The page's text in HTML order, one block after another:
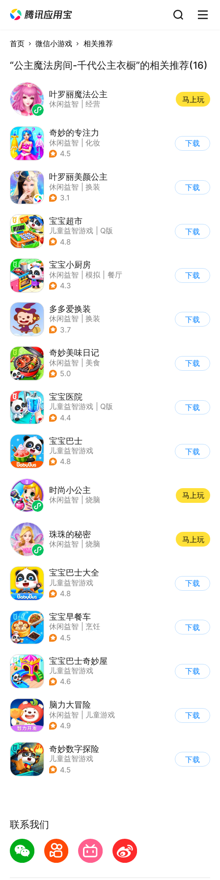
首页 微信小游戏 相关推荐
“公主魔法房间-千代公主衣橱”的相关推荐(16)
叶罗丽魔法公主
休闲益智 经营
马上玩
奇妙的专注力
休闲益智
化妆
| 宝宝巴士
4.5
下载
叶罗丽美颜公主
休闲益智
换装
| 动漫改编
3.1
下载
宝宝超市
儿童益智游戏
Q版
4.8
下载
宝宝小厨房
休闲益智 模拟
餐厅
| 宝宝巴士
4.3
下载
多多爱换装
休闲益智
换装
| 儿童游戏
3.7
下载
奇妙美味日记
休闲益智
美食
| 宝宝巴士
5.0
下载
宝宝医院
儿童益智游戏
Q版
4.4
下载
宝宝巴士
儿童益智游戏
| 启蒙早教
4.8
下载
时尚小公主
休闲益智 烧脑
马上玩
珠珠的秘密
休闲益智 烧脑
马上玩
宝宝巴士大全
儿童益智游戏
| 启蒙早教
4.8
下载
宝宝早餐车
休闲益智
烹饪
| 宝宝巴士
4.5
下载
宝宝巴士奇妙屋
儿童益智游戏
| 启蒙早教
4.6
下载
脑力大冒险
休闲益智
儿童游戏
| 卡通
4.9
下载
奇妙数字探险
儿童益智游戏
| 兴趣学习
4.5
下载
联系我们